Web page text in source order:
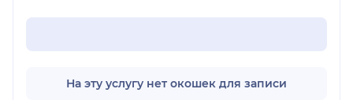
На эту услугу нет окошек для записи